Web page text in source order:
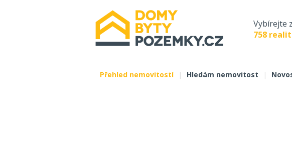
Vybírejte
758
Přehled nemovitostí | Hledám nemovitost |